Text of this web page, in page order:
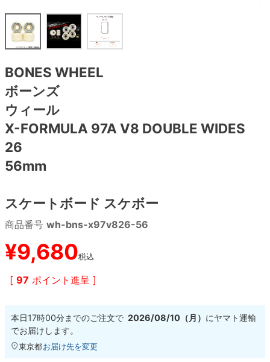
BONES WHEEL
ボーンズ
ウィール
X-FORMULA 97A V8 DOUBLE WIDES
26
56mm
スケートボード スケボー
商品番号 wh-bns-x97v826-56
¥9,680税込
[ 97 ポイント進呈 ]
本日17時00分までのご注文で 2026/08/10（月） にヤマト運輸
でお届けします。
東京都お届け先を変更
8.4inch
8.5inch
8.6inch
8.7inch
8.8inch
9.0inch以上
シェイプデッキ
高性能デッキ
8.5inch
8.6inch
8.7inch
8.8inch
8.9inch
64mm
65mm
70mm
72mm
75mm
練習用アイテム（初心者におすすめ）
スケートケース・バッグ
メディア（雑誌・DVD・CD）
27.5cm
28cm
28.5cm
29cm
29.5cm
キャップ
ソックス
アンダーウエア
サイズの測り方